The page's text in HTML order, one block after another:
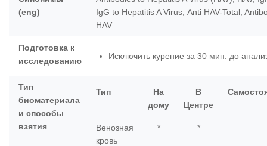
(eng)
IgG to Hepatitis A Virus, Аnti HAV-Total,
HAV
Подготовка к
исследованию
Исключить курение за 30 мин. до
Тип
биоматериала
и способы
взятия
Тип
На
дому
В
Центре
Венозная
кровь
* *